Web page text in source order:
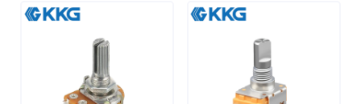
de la resistencia y logrando un
polarización y los parámetros
audio, iluminación y